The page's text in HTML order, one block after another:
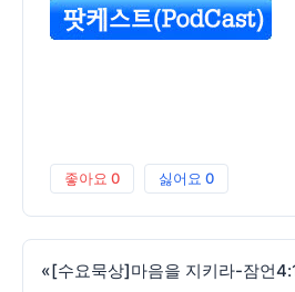
좋아요 0 싫어요 0
«[수요묵상]마음을 지키라-잠언